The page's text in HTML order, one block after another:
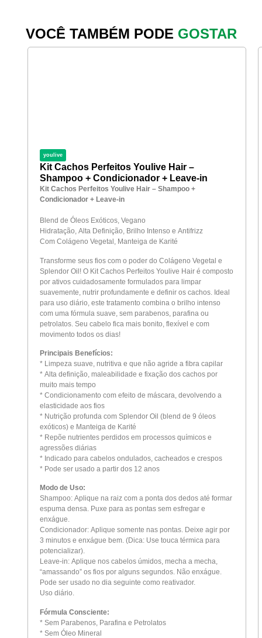
VOCÊ TAMBÉM PODE GOSTAR
youlive
Kit Cachos Perfeitos Youlive Hair –
Shampoo + Condicionador + Leave-in
Kit Cachos Perfeitos Youlive Hair – Shampoo +
Condicionador + Leave-in
Blend de Óleos Exóticos, Vegano
Hidratação, Alta Definição, Brilho Intenso e Antifrizz
Com Colágeno Vegetal, Manteiga de Karité
Transforme seus fios com o poder do Colágeno Vegetal e
Splendor Oil! O Kit Cachos Perfeitos Youlive Hair é composto
por ativos cuidadosamente formulados para limpar
suavemente, nutrir profundamente e definir os cachos. Ideal
para uso diário, este tratamento combina o brilho intenso
com uma fórmula suave, sem parabenos, parafina ou
petrolatos. Seu cabelo fica mais bonito, flexível e com
movimento todos os dias!
Principais Benefícios:
* Limpeza suave, nutritiva e que não agride a fibra capilar
* Alta definição, maleabilidade e fixação dos cachos por
muito mais tempo
* Condicionamento com efeito de máscara, devolvendo a
elasticidade aos fios
* Nutrição profunda com Splendor Oil (blend de 9 óleos
exóticos) e Manteiga de Karité
* Repõe nutrientes perdidos em processos químicos e
agressões diárias
* Indicado para cabelos ondulados, cacheados e crespos
* Pode ser usado a partir dos 12 anos
Modo de Uso:
Shampoo: Aplique na raiz com a ponta dos dedos até formar
espuma densa. Puxe para as pontas sem esfregar e
enxágue.
Condicionador: Aplique somente nas pontas. Deixe agir por
3 minutos e enxágue bem. (Dica: Use touca térmica para
potencializar).
Leave-in: Aplique nos cabelos úmidos, mecha a mecha,
“amassando” os fios por alguns segundos. Não enxágue.
Pode ser usado no dia seguinte como reativador.
Uso diário.
Fórmula Consciente:
* Sem Parabenos, Parafina e Petrolatos
* Sem Óleo Mineral